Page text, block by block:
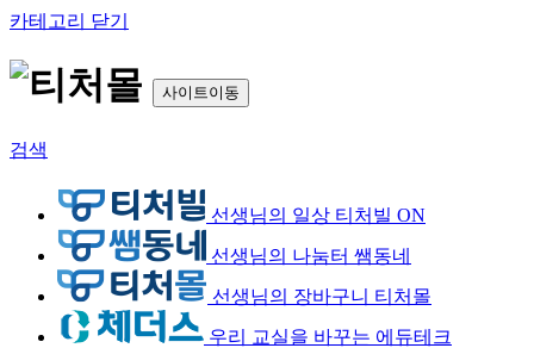
카테고리 닫기
사이트이동
검색
선생님의 일상 티처빌 ON
선생님의 나눔터 쌤동네
선생님의 장바구니 티처몰
우리 교실을 바꾸는 에듀테크